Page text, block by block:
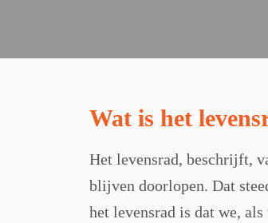
Wat is het
Het levensrad, beschrijft,
blijven doorlopen. Dat
het levensrad is dat we,